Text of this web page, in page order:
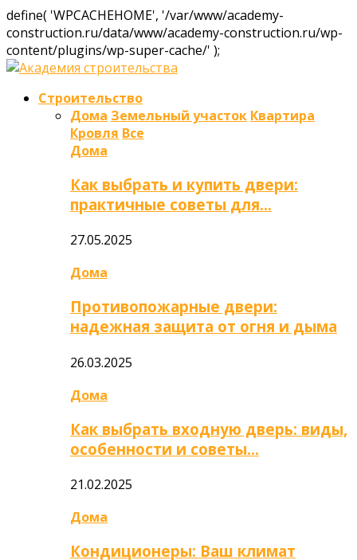
define( 'WPCACHEHOME', '/var/www/academy-
construction.ru/data/www/academy-construction.ru/wp-
content/plugins/wp-super-cache/' );
Строительство
Дома Земельный участок Квартира
Кровля Все
Дома
Как выбрать и купить двери:
практичные советы для…
27.05.2025
Дома
Противопожарные двери:
надежная защита от огня и дыма
26.03.2025
Дома
Как выбрать входную дверь: виды,
особенности и советы…
21.02.2025
Дома
Кондиционеры: Ваш климат